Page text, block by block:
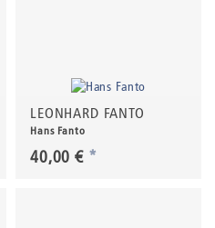
LEONHARD FANTO
Hans Fanto
40,00 € *